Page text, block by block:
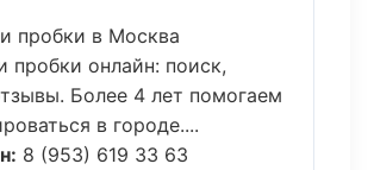
пробки в Москва
пробки онлайн: поиск,
Более 4 лет помогаем
в городе....
8 (953) 619 33 63